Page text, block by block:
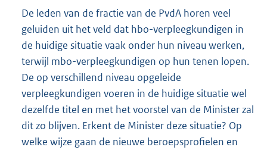
De leden van de fractie van de PvdA horen veel
geluiden uit het veld dat hbo-verpleegkundigen in
de huidige situatie vaak onder hun niveau werken,
terwijl mbo-verpleegkundigen op hun tenen lopen.
De op verschillend niveau opgeleide
verpleegkundigen voeren in de huidige situatie wel
dezelfde titel en met het voorstel van de Minister zal
dit zo blijven. Erkent de Minister deze situatie? Op
welke wijze gaan de nieuwe beroepsprofielen en